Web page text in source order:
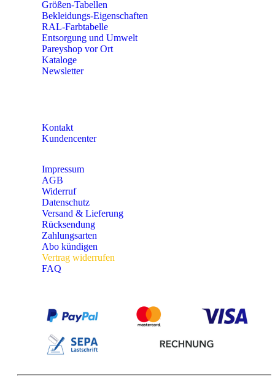
Größen-Tabellen
Bekleidungs-Eigenschaften
RAL-Farbtabelle
Entsorgung und Umwelt
Pareyshop vor Ort
Kataloge
Newsletter
Kontakt
Kundencenter
Impressum
AGB
Widerruf
Datenschutz
Versand & Lieferung
Rücksendung
Zahlungsarten
Abo kündigen
Vertrag widerrufen
FAQ